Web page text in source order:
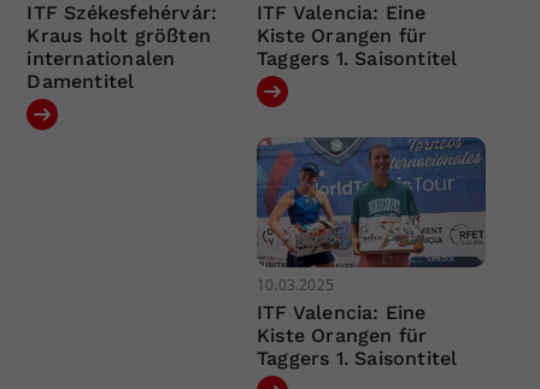
ITF Székesfehérvár:
Kraus holt größten
internationalen
Damentitel
ITF Valencia: Eine
Kiste Orangen für
Taggers 1. Saisontitel
10.03.2025
ITF Valencia: Eine
Kiste Orangen für
Taggers 1. Saisontitel